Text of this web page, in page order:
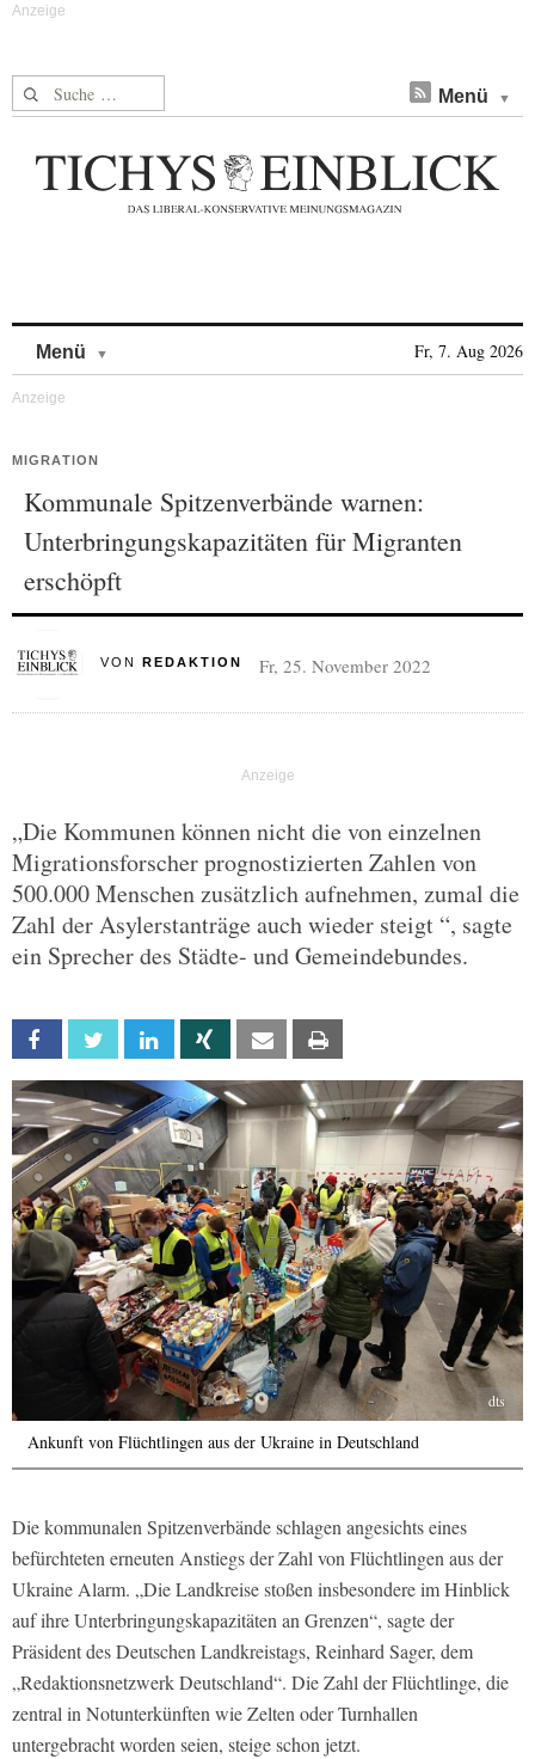
Suche nach: Menü
Menü Fr, 7. Aug 2026
MIGRATION
Kommunale Spitzenverbände warnen:
Unterbringungskapazitäten für Migranten
erschöpft
VON REDAKTION Fr, 25. November 2022
„Die Kommunen können nicht die von einzelnen
Migrationsforscher prognostizierten Zahlen von
500.000 Menschen zusätzlich aufnehmen, zumal die
Zahl der Asylerstanträge auch wieder steigt “, sagte
ein Sprecher des Städte- und Gemeindebundes.
Facebook Twitter Linkedin Xing Email
dts
Ankunft von Flüchtlingen aus der Ukraine in Deutschland
Die kommunalen Spitzenverbände schlagen angesichts eines
befürchteten erneuten Anstiegs der Zahl von Flüchtlingen aus der
Ukraine Alarm. „Die Landkreise stoßen insbesondere im Hinblick
auf ihre Unterbringungskapazitäten an Grenzen“, sagte der
Präsident des Deutschen Landkreistags, Reinhard Sager, dem
„Redaktionsnetzwerk Deutschland“. Die Zahl der Flüchtlinge, die
zentral in Notunterkünften wie Zelten oder Turnhallen
untergebracht worden seien, steige schon jetzt.